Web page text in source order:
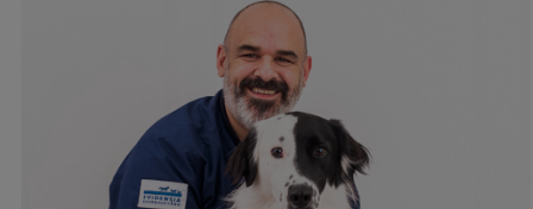
Munnhule og tenner